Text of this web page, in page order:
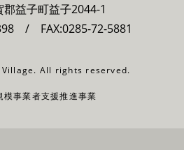
益子町益子2044-1
/ FAX:0285-72-5881
Village. All rights reserved.
模事業者支援推進事業